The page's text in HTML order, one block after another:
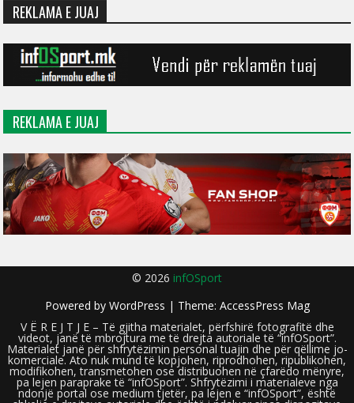
REKLAMA E JUAJ
REKLAMA E JUAJ
© 2026 infOSport
Powered by WordPress | Theme: AccessPress Mag
V Ë R E J T J E – Të gjitha materialet, përfshirë fotografitë dhe
videot, janë të mbrojtura me të drejta autoriale të “infOSport”.
Materialet janë për shfrytëzimin personal tuajin dhe për qëllime jo-
komerciale. Ato nuk mund të kopjohen, riprodhohen, ripublikohen,
modifikohen, transmetohen ose distribuohen në çfarëdo mënyre,
pa lejen paraprake të “infOSport”. Shfrytëzimi i materialeve nga
ndonjë portal ose medium tjetër, pa lejen e “infOSport”, është